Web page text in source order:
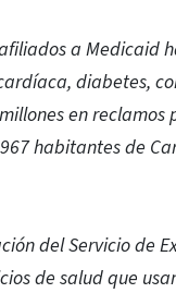
a Medicaid
diabetes,
en reclamos
habitantes de
del Servicio de
de salud que